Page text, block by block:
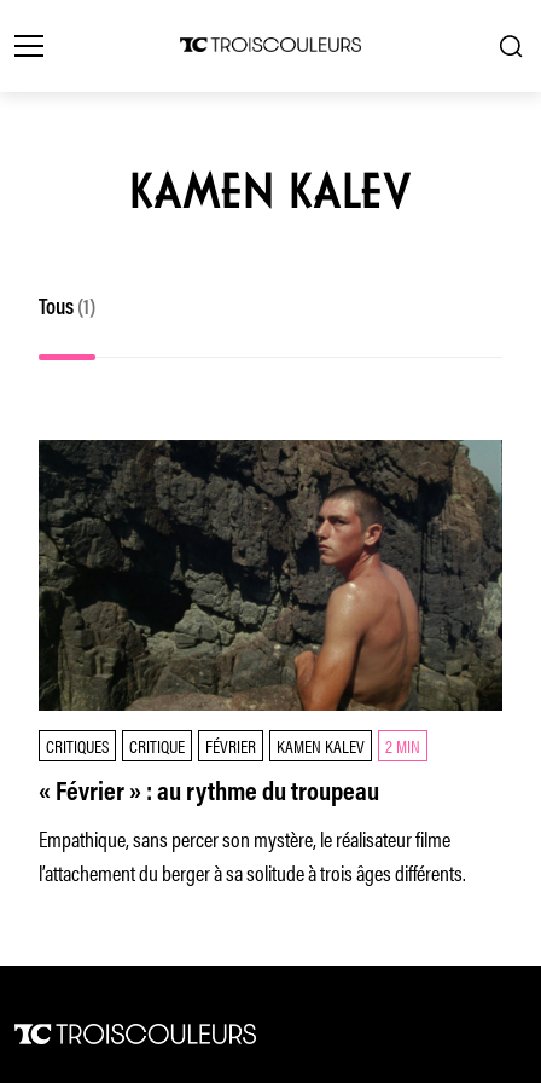
KAMEN KALEV
Tous (1)
CRITIQUES CRITIQUE FÉVRIER KAMEN KALEV 2 MIN
« Février » : au rythme du troupeau
Empathique, sans percer son mystère, le réalisateur filme
l’attachement du berger à sa solitude à trois âges différents.